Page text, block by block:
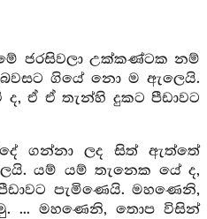
ජරසිවලා උක්කණ්ටක නම්
ගියේ නො ම ඇලෙයි.
ඒ ඒ තැන්හි දුකට පීඩාවට
ගන්නා ලද සිත් ඇත්තේ
යම් යම් තැනෙක යේ ද,
පැමිණෙයි. මහණෙනි,
... මහණෙනි, තොප විසින්